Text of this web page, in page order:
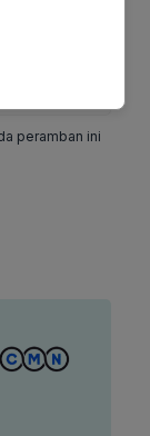
peramban ini